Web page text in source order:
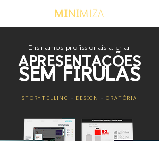
Ensinamos profissionais a criar
APRESENTAÇÕES
SEM FIRULAS
STORYTELLING • DESIGN • ORATÓRIA